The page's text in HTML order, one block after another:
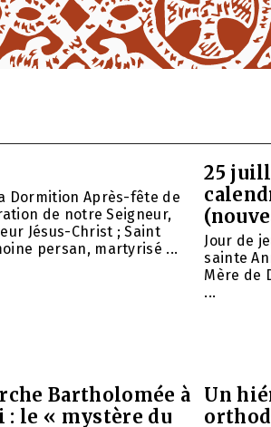
Dormition Après-fête de
de notre Seigneur,
Jésus-Christ ; Saint
persan, martyrisé ...
25
Jour de
sainte
Mère de
...
Bartholomée à
: le « mystère du
Un